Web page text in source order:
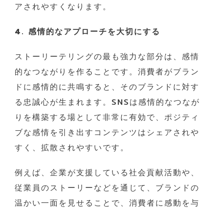
アされやすくなります。
4. 感情的なアプローチを大切にする
ストーリーテリングの最も強力な部分は、感情
的なつながりを作ることです。消費者がブラン
ドに感情的に共鳴すると、そのブランドに対す
る忠誠心が生まれます。SNSは感情的なつなが
りを構築する場として非常に有効で、ポジティ
ブな感情を引き出すコンテンツはシェアされや
すく、拡散されやすいです。
例えば、企業が支援している社会貢献活動や、
従業員のストーリーなどを通じて、ブランドの
温かい一面を見せることで、消費者に感動を与